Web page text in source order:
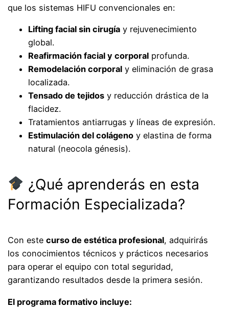
que los sistemas HIFU convencionales en:
Lifting facial sin cirugía y rejuvenecimiento
global.
Reafirmación facial y corporal profunda.
Remodelación corporal y eliminación de grasa
localizada.
Tensado de tejidos y reducción drástica de la
flacidez.
Tratamientos antiarrugas y líneas de expresión.
Estimulación del colágeno y elastina de forma
natural (neocola génesis).
¿Qué aprenderás en esta
Formación Especializada?
Con estecurso de estética profesional, adquirirás
los conocimientos técnicos y prácticos necesarios
para operar el equipo con total seguridad,
garantizando resultados desde la primera sesión.
El programa formativo incluye: